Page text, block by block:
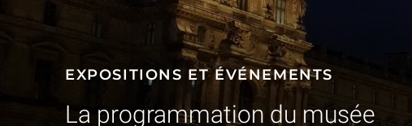
EXPOSITIONS ET ÉVÉNEMENTS
La programmation du musée